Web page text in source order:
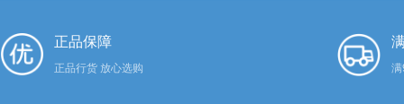
正品保障
正品行货 放心选购